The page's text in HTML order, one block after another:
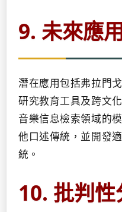
9. 未來應
潛在應用包括弗拉門
研究教育工具及跨文
音樂信息檢索領域的
他口述傳統，並開發
統。
10. 批判